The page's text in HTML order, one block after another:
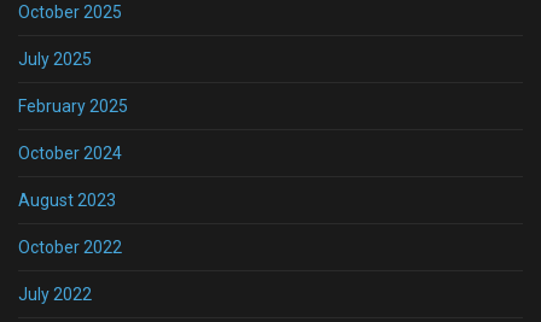
October 2025
July 2025
February 2025
October 2024
August 2023
October 2022
July 2022